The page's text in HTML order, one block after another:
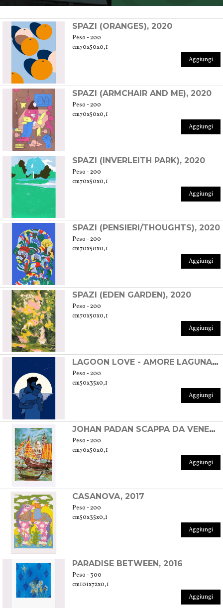
SPAZI (ORANGES), 2020
Peso - 200
cm70x50x0,1
Aggiungi
SPAZI (ARMCHAIR AND ME), 2020
Peso - 200
cm70x50x0,1
Aggiungi
SPAZI (INVERLEITH PARK), 2020
Peso - 200
cm70x50x0,1
Aggiungi
SPAZI (PENSIERI/THOUGHTS), 2020
Peso - 200
cm70x50x0,1
Aggiungi
SPAZI (EDEN GARDEN), 2020
Peso - 200
cm70x50x0,1
Aggiungi
LAGOON LOVE - AMORE LAGUNARE, 2020
Peso - 200
cm50x35x0,1
Aggiungi
JOHAN PADAN SCAPPA DA VENEZIA PER LA SPAGNA, 2016
Peso - 200
cm70x50x0,1
Aggiungi
CASANOVA, 2017
Peso - 200
cm50x35x0,1
Aggiungi
PARADISE BETWEEN, 2016
Peso - 300
cm101x72x0,1
Aggiungi